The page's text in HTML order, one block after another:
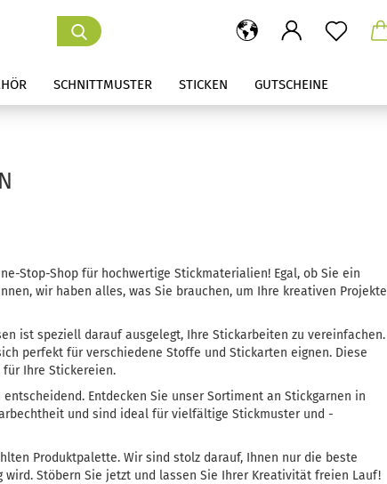
SCHNITTMUSTER STICKEN GUTSCHEINE
Stop-Shop für hochwertige Stickmaterialien! Egal, ob Sie ein
wir haben alles, was Sie brauchen, um Ihre kreativen Projekte
ist speziell darauf ausgelegt, Ihre Stickarbeiten zu vereinfachen.
perfekt für verschiedene Stoffe und Stickarten eignen. Diese
Ihre Stickereien.
Entdecken Sie unser Sortiment an Stickgarnen in
und sind ideal für vielfältige Stickmuster und -
Produktpalette. Wir sind stolz darauf, Ihnen nur die beste
Stöbern Sie jetzt und lassen Sie Ihrer Kreativität freien Lauf!